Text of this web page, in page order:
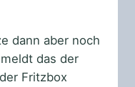
dann aber noch
das der
Fritzbox